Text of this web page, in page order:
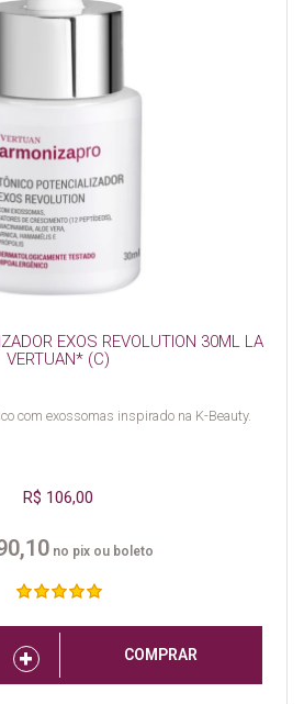
EXOS REVOLUTION 30ML LA
VERTUAN* (C)
com exossomas inspirado na K-Beauty.
R$ 106,00
no pix ou boleto
COMPRAR